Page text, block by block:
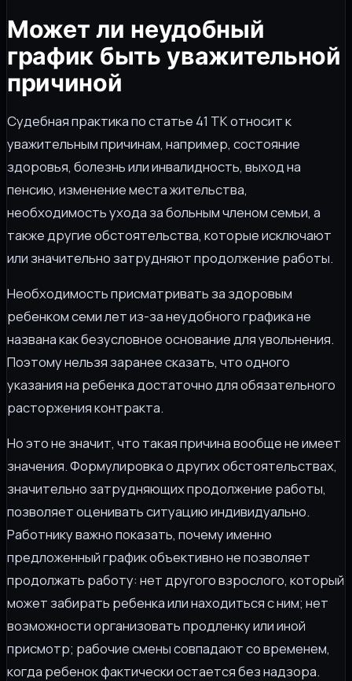
Может ли неудобный
график быть уважительной
причиной
Судебная практика по статье 41 ТК относит к
уважительным причинам, например, состояние
здоровья, болезнь или инвалидность, выход на
пенсию, изменение места жительства,
необходимость ухода за больным членом семьи, а
также другие обстоятельства, которые исключают
или значительно затрудняют продолжение работы.
Необходимость присматривать за здоровым
ребенком семи лет из-за неудобного графика не
названа как безусловное основание для увольнения.
Поэтому нельзя заранее сказать, что одного
указания на ребенка достаточно для обязательного
расторжения контракта.
Но это не значит, что такая причина вообще не имеет
значения. Формулировка о других обстоятельствах,
значительно затрудняющих продолжение работы,
позволяет оценивать ситуацию индивидуально.
Работнику важно показать, почему именно
предложенный график объективно не позволяет
продолжать работу: нет другого взрослого, который
может забирать ребенка или находиться с ним; нет
возможности организовать продленку или иной
присмотр; рабочие смены совпадают со временем,
когда ребенок фактически остается без надзора.